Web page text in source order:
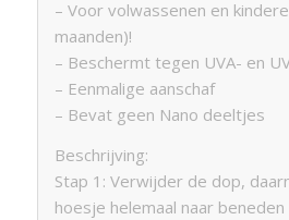
– Voor volwassenen en
maanden)!
– Beschermt tegen UVA- en
– Eenmalige aanschaf
– Bevat geen Nano deeltjes
Beschrijving:
Stap 1: Verwijder de dop,
hoesje helemaal naar beneden